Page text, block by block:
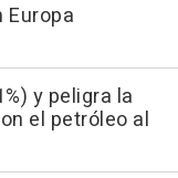
y peligra la
el petróleo al